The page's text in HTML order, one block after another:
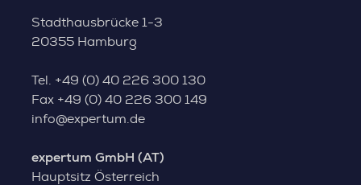
Stadthausbrücke 1-3
20355 Hamburg
Tel. +49 (0) 40 226 300 130
Fax +49 (0) 40 226 300 149
info@expertum.de
expertum GmbH (AT)
Hauptsitz Österreich